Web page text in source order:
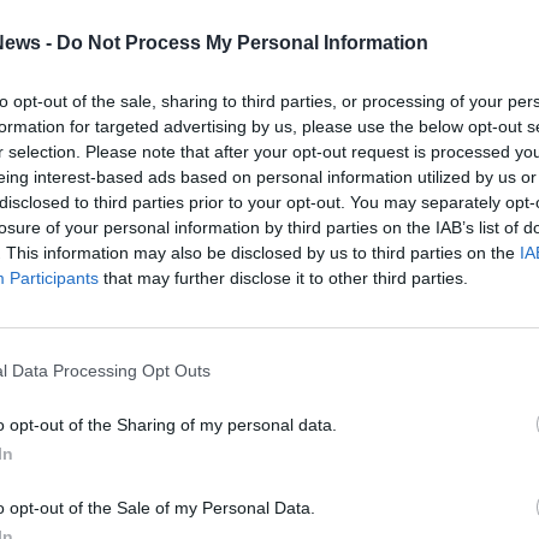
- Do Not Process My Personal Information
opt-out of the sale, sharing to third parties, or processing of your
for targeted advertising by us, please use the below opt-out
selection. Please note that after your opt-out request is processed
interest-based ads based on personal information utilized by us
to third parties prior to your opt-out. You may separately
of your personal information by third parties on the IAB’s list of
This information may also be disclosed by us to third parties on the
Participants that may further disclose it to other third parties.
Data Processing Opt Outs
opt-out of the Sharing of my personal data.
opt-out of the Sale of my Personal Data.
stati inoltreeletti i vertici del distretto
2027
Cesano Maderno Borromeo, con 1° vice-
del Lions Club Varese Insubria e
Belluzzo del Lions Club Menaggio.
da cornice alla cerimonia di assegnazione
di Angelo Porta, socio fondatore del
partecipante della vita del Club, insignito
impegnato come commercialista in
è stato ritirato dai figli Carlo,
del L.C. Erba Timoty Carpani.
di